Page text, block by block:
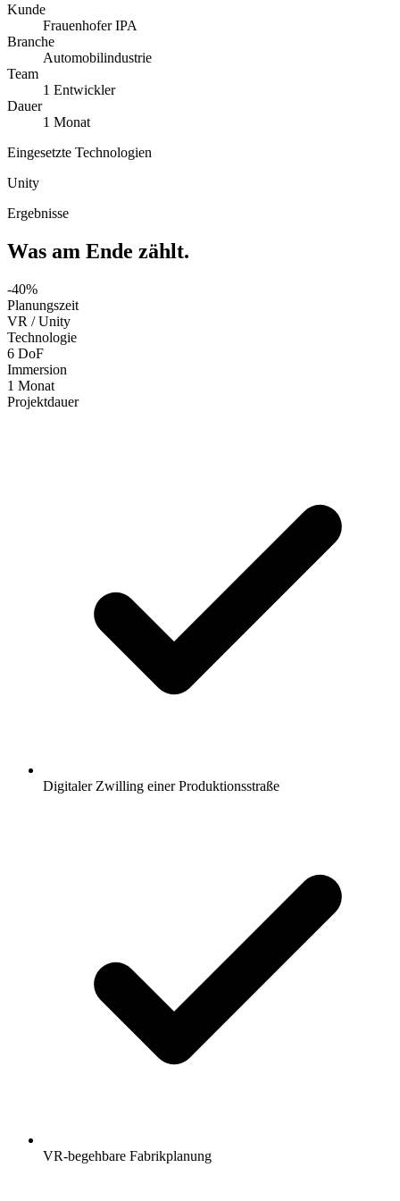
Kunde
Frauenhofer IPA
Branche
Automobilindustrie
Team
1 Entwickler
Dauer
1 Monat
Eingesetzte Technologien
Unity
Ergebnisse
Was am Ende zählt.
-40%
Planungszeit
VR / Unity
Technologie
6 DoF
Immersion
1 Monat
Projektdauer
Digitaler Zwilling einer Produktionsstraße
VR-begehbare Fabrikplanung